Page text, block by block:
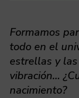
Formamos
todo en el
estrellas y
vibración…
nacimiento?